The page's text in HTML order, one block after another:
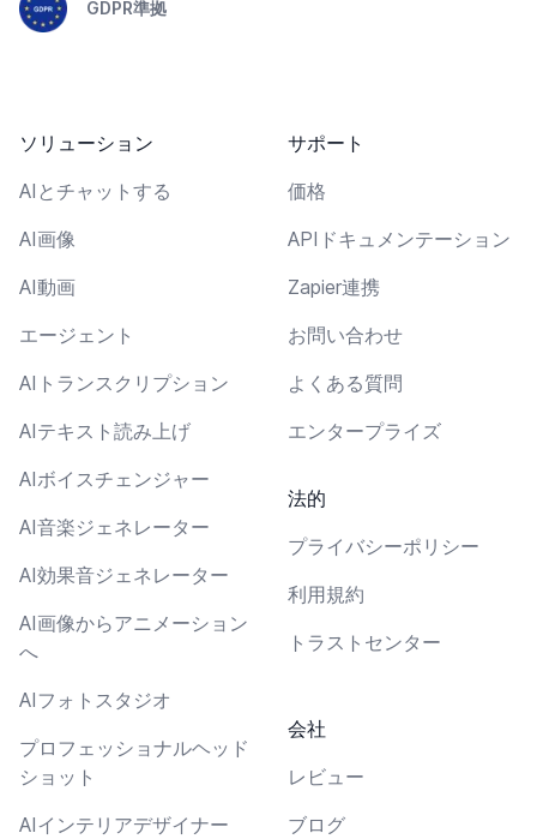
GDPR準拠
ソリューション
AIとチャットする
AI画像
AI動画
エージェント
AIトランスクリプション
AIテキスト読み上げ
AIボイスチェンジャー
AI音楽ジェネレーター
AI効果音ジェネレーター
AI画像からアニメーション
へ
AIフォトスタジオ
プロフェッショナルヘッド
ショット
AIインテリアデザイナー
サポート
価格
APIドキュメンテーション
Zapier連携
お問い合わせ
よくある質問
エンタープライズ
法的
プライバシーポリシー
利用規約
トラストセンター
会社
レビュー
ブログ